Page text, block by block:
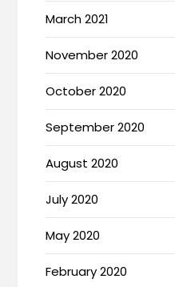
March 2021
November 2020
October 2020
September 2020
August 2020
July 2020
May 2020
February 2020